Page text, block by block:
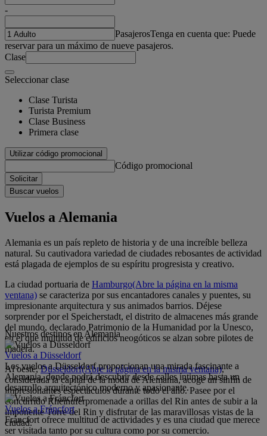
-
PasajerosTenga en cuenta que: Puede
reservar para un máximo de nueve pasajeros.
Clase
Seleccionar clase
Clase Turista
Turista Premium
Clase Business
Primera clase
Utilizar código promocional
Código promocional
Solicitar
Buscar vuelos
Vuelos a Alemania
Alemania es un país repleto de historia y de una increíble belleza
natural. Su cautivadora variedad de ciudades rebosantes de actividad
está plagada de ejemplos de su espíritu progresista y creativo.
La ciudad portuaria de Hamburgo(Abre la página en la misma
ventana) se caracteriza por sus encantadores canales y puentes, su
impresionante arquitectura y sus animados barrios. Déjese
sorprender por el Speicherstadt, el distrito de almacenes más grande
del mundo, declarado Patrimonio de la Humanidad por la Unesco,
en el que multitud de edificios neogóticos se alzan sobre pilotes de
madera.
Al oeste,Düsseldorf(Abre la página en la misma ventana),
considerada la capital de la moda de Alemania, acoge un sinfín de
impresionantes espectáculos durante todo el año. Pasee por el
concurrido Rheinuferpromenade a orillas del Rin antes de subir a la
imponente Torre del Rin y disfrutar de las maravillosas vistas de la
ciudad.
Nuestros destinos en Alemania
Vuelos a Düsseldorf
Los vuelos a Düsseldorf proporcionan una mirada fascinante a
Alemania, donde podrá descubrir desde calles íntimas hasta un
desarrollo arquitectónico moderno y apasionante.
Vuelos a Fráncfort
Fráncfort ofrece multitud de actividades y es una ciudad que merece
ser visitada tanto por su cultura como por su comercio.